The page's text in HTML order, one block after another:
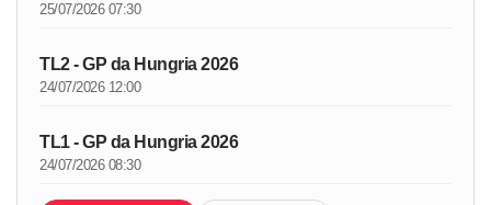
25/07/2026 07:30
TL2 - GP da Hungria 2026
24/07/2026 12:00
TL1 - GP da Hungria 2026
24/07/2026 08:30